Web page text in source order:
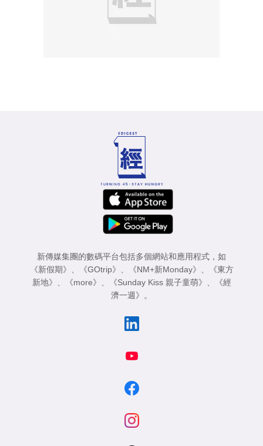
新傳媒集團的數碼平台包括多個網站和應用程式，如
《新假期》
《GOtrip》 《NM+新Monday》
《東方
新地》
《more》 《Sunday Kiss 親子童萌》
《經
濟一週》
。